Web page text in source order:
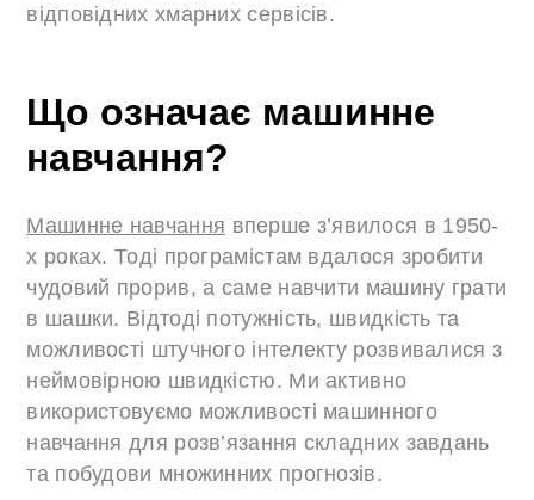
відповідних хмарних сервісів.
Що означає машинне
навчання?
Машинне навчання вперше з’явилося в 1950-
х роках. Тоді програмістам вдалося зробити
чудовий прорив, а саме навчити машину грати
в шашки. Відтоді потужність, швидкість та
можливості штучного інтелекту розвивалися з
неймовірною швидкістю. Ми активно
використовуємо можливості машинного
навчання для розв’язання складних завдань
та побудови множинних прогнозів.